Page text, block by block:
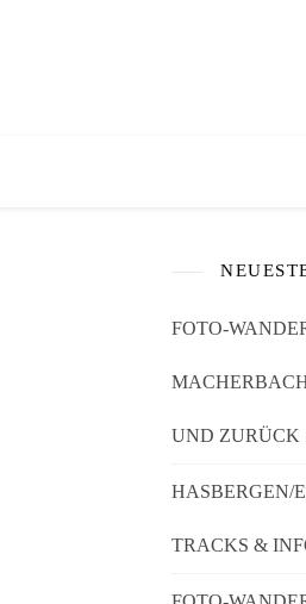
FOTO-
UND ZURÜCK
HASBERGEN/
TRACKS &